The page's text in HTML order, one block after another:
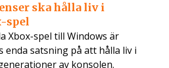
ska hålla liv i
spel
Xbox-spel till Windows är
enda satsning på att hålla liv i
av konsolen.